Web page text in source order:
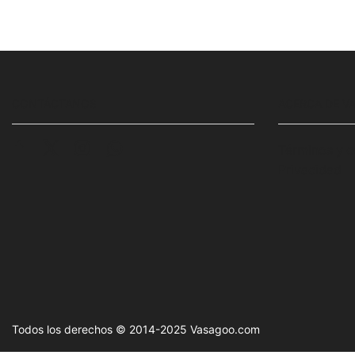
Todos los derechos © 2014-2025 Vasagoo.com